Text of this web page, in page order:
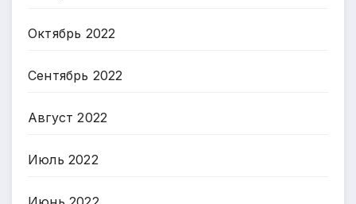
Октябрь 2022
Сентябрь 2022
Август 2022
Июль 2022